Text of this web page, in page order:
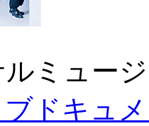
ミュー
ドキュ